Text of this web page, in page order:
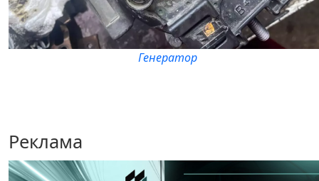
Генератор
Реклама